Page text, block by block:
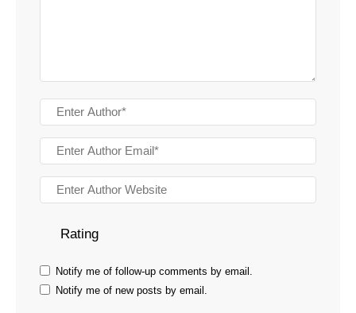
Rating
Notify me of follow-up comments by email.
Notify me of new posts by email.